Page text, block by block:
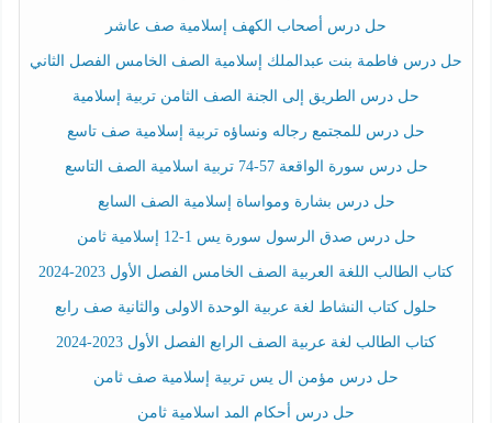
حل درس أصحاب الكهف إسلامية صف عاشر
حل درس فاطمة بنت عبدالملك إسلامية الصف الخامس الفصل الثاني
حل درس الطريق إلى الجنة الصف الثامن تربية إسلامية
حل درس للمجتمع رجاله ونساؤه تربية إسلامية صف تاسع
حل درس سورة الواقعة 57-74 تربية اسلامية الصف التاسع
حل درس بشارة ومواساة إسلامية الصف السابع
حل درس صدق الرسول سورة يس 1-12 إسلامية ثامن
كتاب الطالب اللغة العربية الصف الخامس الفصل الأول 2023-2024
حلول كتاب النشاط لغة عربية الوحدة الاولى والثانية صف رابع
كتاب الطالب لغة عربية الصف الرابع الفصل الأول 2023-2024
حل درس مؤمن ال يس تربية إسلامية صف ثامن
حل درس أحكام المد اسلامية ثامن